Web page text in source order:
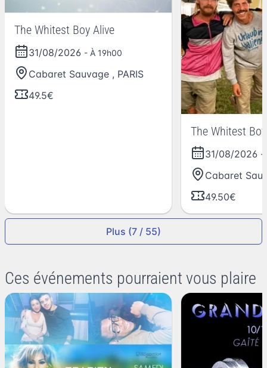
The Whitest Boy Alive
31/08/2026 - À 19h00
Cabaret Sauvage , PARIS
49.5€
The Whitest
31/08/2026 -
Cabaret
49.50€
Plus (7 / 55)
Ces événements pourraient vous plaire